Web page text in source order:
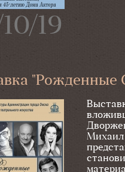
19
"Рожденные
Михаил